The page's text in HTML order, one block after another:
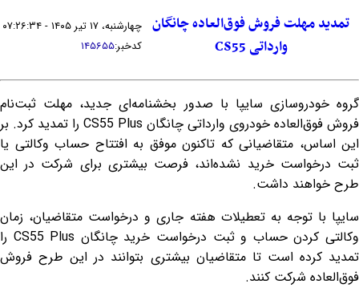
تمدید مهلت فروش فوق‌العاده چانگان
وارداتی CS55
چهارشنبه، ۱۷ تیر ۱۴۰۵ - ۰۷:۲۶:۳۴
کدخبر:۱۴۵۶۵۵
گروه خودروسازی سایپا با صدور بخشنامه‌ای جدید، مهلت ثبت‌نام
فروش فوق‌العاده خودروی وارداتی چانگان CS55 Plus را تمدید کرد. بر
این اساس، متقاضیانی که تاکنون موفق به افتتاح حساب وکالتی یا
ثبت درخواست خرید نشده‌اند، فرصت بیشتری برای شرکت در این
طرح خواهند داشت.
سایپا با توجه به تعطیلات هفته جاری و درخواست متقاضیان، زمان
وکالتی کردن حساب و ثبت درخواست خرید چانگان CS55 Plus را
تمدید کرده است تا متقاضیان بیشتری بتوانند در این طرح فروش
فوق‌العاده شرکت کنند.